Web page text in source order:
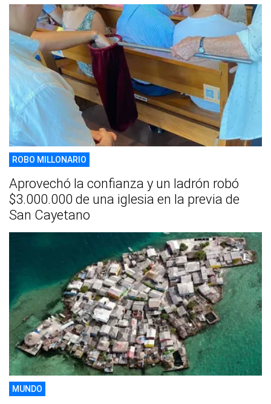
ROBO MILLONARIO
Aprovechó la confianza y un ladrón robó
$3.000.000 de una iglesia en la previa de
San Cayetano
MUNDO